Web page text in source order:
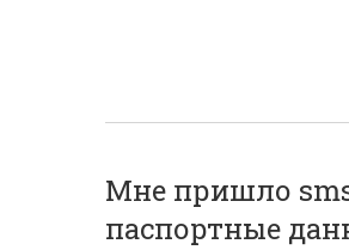
Мне пришло
паспортные